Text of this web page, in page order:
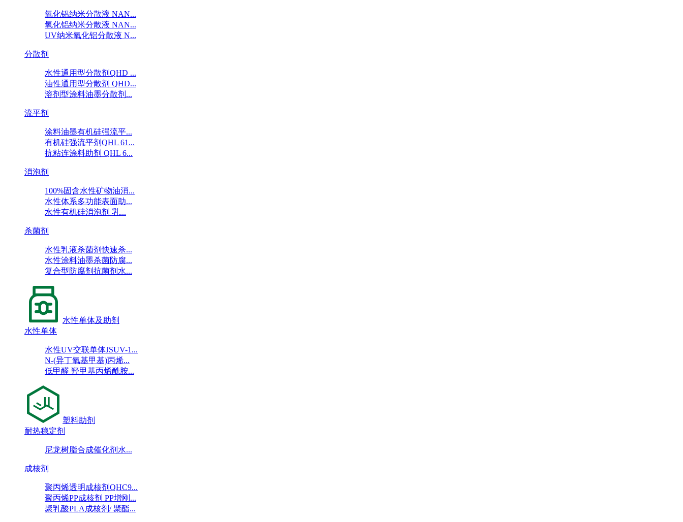
氧化铝纳米分散液 NAN...
氧化铝纳米分散液 NAN...
UV纳米氧化铝分散液 N...
分散剂
水性通用型分散剂QHD ...
油性通用型分散剂 QHD...
溶剂型涂料油墨分散剂...
流平剂
涂料油墨有机硅强流平...
有机硅强流平剂QHL 61...
抗粘连涂料助剂 QHL 6...
消泡剂
100%固含水性矿物油消...
水性体系多功能表面助...
水性有机硅消泡剂 乳...
杀菌剂
水性乳液杀菌剂快速杀...
水性涂料油墨杀菌防腐...
复合型防腐剂抗菌剂水...
水性单体及助剂
水性单体
水性UV交联单体JSUV-1...
N-(异丁氧基甲基)丙烯...
低甲醛 羟甲基丙烯酰胺...
塑料助剂
耐热稳定剂
尼龙树脂合成催化剂水...
成核剂
聚丙烯透明成核剂QHC9...
聚丙烯PP成核剂 PP增刚...
聚乳酸PLA成核剂/ 聚酯...